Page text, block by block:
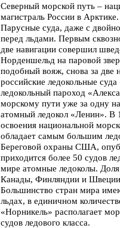
Северный морской путь –
магистраль России в
Парусные суда, даже с
перед льдами. Первым
две навигации совершил
Норденшельд на паровой
подобный вояж, снова за две
российские ледокольные
ледокольный пароход
морскому пути уже за одну
атомный ледокол «Ленин». В
освоения национальной
обладает самым большим
Береговой охраны США,
приходится более 50 судов
мире атомные ледоколы.
Канады, Финляндии и
Большинство стран мира
льдах, в единичном
«Норникель» располагает
судов ледового класса.